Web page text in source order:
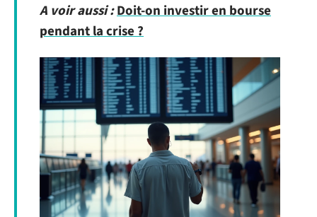
A voir aussi :Doit-on investir en bourse
pendant la crise ?